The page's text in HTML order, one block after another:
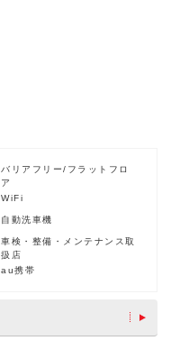
バリアフリー/フラットフロ
ア
WiFi
自動洗車機
車検・整備・メンテナンス取
扱店
au携帯